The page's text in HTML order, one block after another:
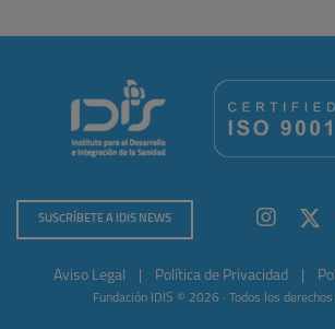
SUSCRÍBETE A IDIS NEWS
Aviso Legal Política de Privacidad
Fundación IDIS © 2026 · Todos los